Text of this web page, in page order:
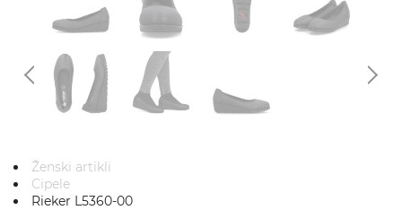
Ženski artikli
Cipele
Rieker L5360-00